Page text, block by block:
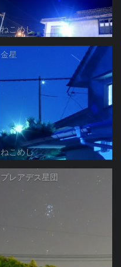
ねこめし
金星
ねこめし
プレアデス星団